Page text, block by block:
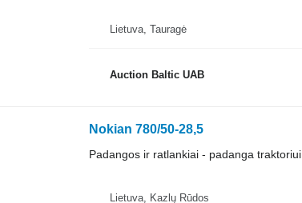
Lietuva, Tauragė
Auction Baltic UAB
Nokian 780/50-28,5
Padangos ir ratlankiai - padanga traktoriui
Lietuva, Kazlų Rūdos